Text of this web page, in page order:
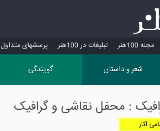
مجله 100هنر تبلیغات در 100هنر پرسش‏های متداول
شعر و داستان گویندگی
: محفل نقاشی و گرافیک
آثار